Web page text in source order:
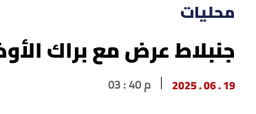
محليات
جنبلاط عرض مع براك
19 . 06 . 2025 03 : 40 م